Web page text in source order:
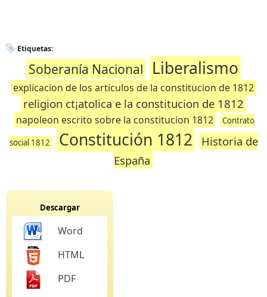
Etiquetas:
Soberanía Nacional Liberalismo
explicacion de los articulos de la constitucion de 1812
religion ct¡atolica e la constitucion de 1812
napoleon escrito sobre la constitucion 1812 Contrato
social 1812 Constitución 1812
Historia de
España
Descargar
Word
HTML
PDF